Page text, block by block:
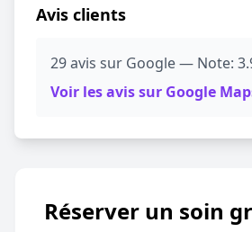
Avis clients
29 avis sur Google — Note:
Voir les avis sur Google
Réserver un soin